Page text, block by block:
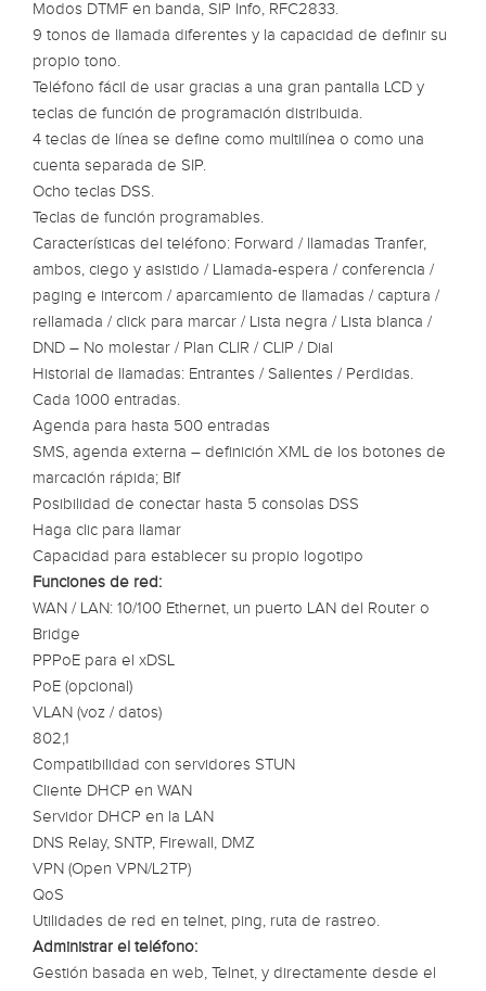
Modos DTMF en banda, SIP Info, RFC2833.
9 tonos de llamada diferentes y la capacidad de definir su
propio tono.
Teléfono fácil de usar gracias a una gran pantalla LCD y
teclas de función de programación distribuida.
4 teclas de línea se define como multilínea o como una
cuenta separada de SIP.
Ocho teclas DSS.
Teclas de función programables.
Características del teléfono: Forward / llamadas Tranfer,
ambos, ciego y asistido / Llamada-espera / conferencia /
paging e intercom / aparcamiento de llamadas / captura /
rellamada / click para marcar / Lista negra / Lista blanca /
DND – No molestar / Plan CLIR / CLIP / Dial
Historial de llamadas: Entrantes / Salientes / Perdidas.
Cada 1000 entradas.
Agenda para hasta 500 entradas
SMS, agenda externa – definición XML de los botones de
marcación rápida; Blf
Posibilidad de conectar hasta 5 consolas DSS
Haga clic para llamar
Capacidad para establecer su propio logotipo
Funciones de red:
WAN / LAN: 10/100 Ethernet, un puerto LAN del Router o
Bridge
PPPoE para el xDSL
PoE (opcional)
VLAN (voz / datos)
802,1
Compatibilidad con servidores STUN
Cliente DHCP en WAN
Servidor DHCP en la LAN
DNS Relay, SNTP, Firewall, DMZ
VPN (Open VPN/L2TP)
QoS
Utilidades de red en telnet, ping, ruta de rastreo.
Administrar el teléfono:
Gestión basada en web, Telnet, y directamente desde el